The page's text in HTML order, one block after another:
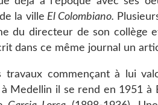
la ville El Colombiano.
du directeur de son collège
dans ce même journal un
commençant à lui
Medellin il se rend en 1951 à